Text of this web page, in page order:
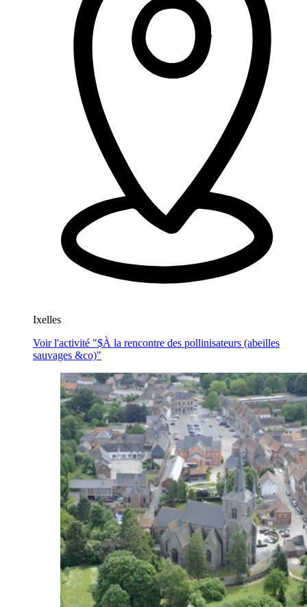
Ixelles
Voir l'activité "$À la rencontre des pollinisateurs (abeilles
sauvages &co)"